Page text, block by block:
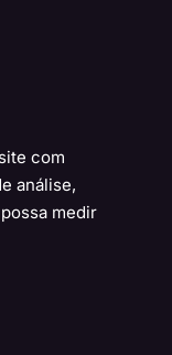
com
análise,
medir